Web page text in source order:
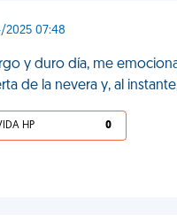
2025 07:48
y duro día, me
de la nevera y, al
HP 0